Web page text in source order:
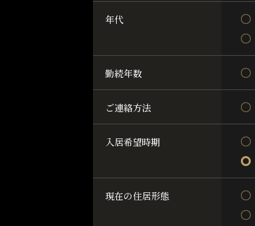
年代
勤続年数
ご連絡方法
入居希望時期
現在の住居形態